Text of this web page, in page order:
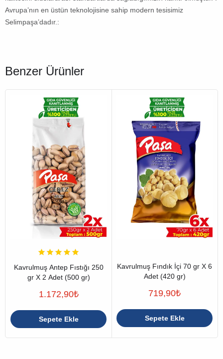
Avrupa’nın en üstün teknolojisine sahip modern tesisimiz
Selimpaşa’dadır.:
Benzer Ürünler
Kavrulmuş Antep Fıstığı 250
gr X 2 Adet (500 gr)
1.172,90₺
Sepete Ekle
Kavrulmuş Fındık İçi 70 gr X 6
Adet (420 gr)
719,90₺
Sepete Ekle